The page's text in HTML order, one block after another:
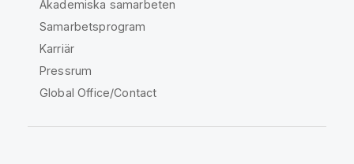
Akademiska samarbeten
Samarbetsprogram
Karriär
Pressrum
Global Office/Contact